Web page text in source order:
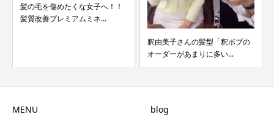
髪の毛を傷めたくな女子へ！！
髪質改善プレミアムミネ...
釈由美子さんの髪型「釈ボブの
オーダーがあまりに多い...
MENU
blog